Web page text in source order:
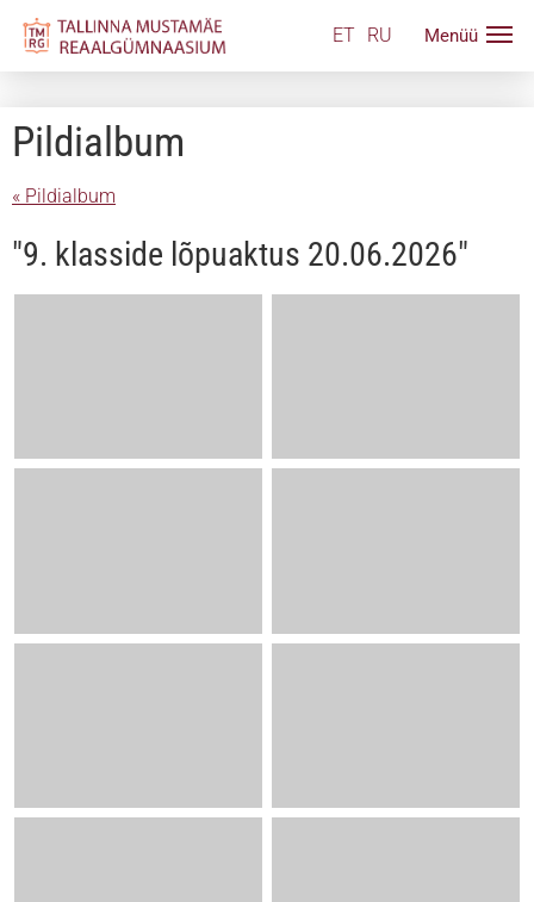
ET RU
Pildialbum
« Pildialbum
"9. klasside lõpuaktus 20.06.2026"